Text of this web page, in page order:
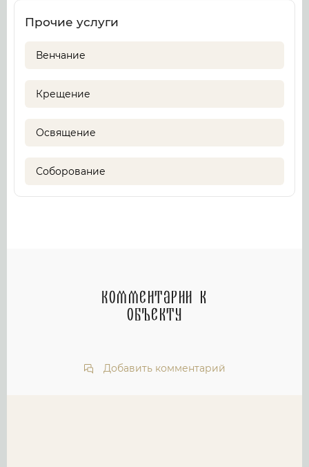
Прочие услуги
Венчание
Крещение
Освящение
Соборование
Комментарии к
объекту
Добавить комментарий